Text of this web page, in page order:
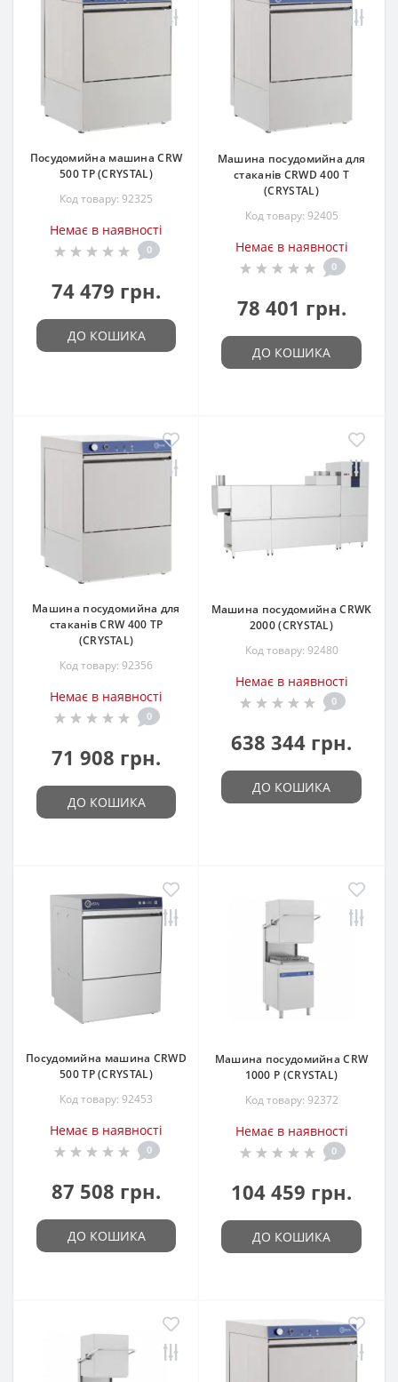
Посудомийна машина CRW
500 TP (CRYSTAL)
Код товару: 92325
Немає в наявності
0
74 479 грн.
ДО КОШИКА
Машина посудомийна для
стаканів CRWD 400 T
(CRYSTAL)
Код товару: 92405
Немає в наявності
0
78 401 грн.
ДО КОШИКА
Машина посудомийна для
стаканів CRW 400 TP
(CRYSTAL)
Код товару: 92356
Немає в наявності
0
71 908 грн.
ДО КОШИКА
Машина посудомийна CRWK
2000 (CRYSTAL)
Код товару: 92480
Немає в наявності
0
638 344 грн.
ДО КОШИКА
Посудомийна машина CRWD
500 TP (CRYSTAL)
Код товару: 92453
Немає в наявності
0
87 508 грн.
ДО КОШИКА
Машина посудомийна CRW
1000 P (CRYSTAL)
Код товару: 92372
Немає в наявності
0
104 459 грн.
ДО КОШИКА